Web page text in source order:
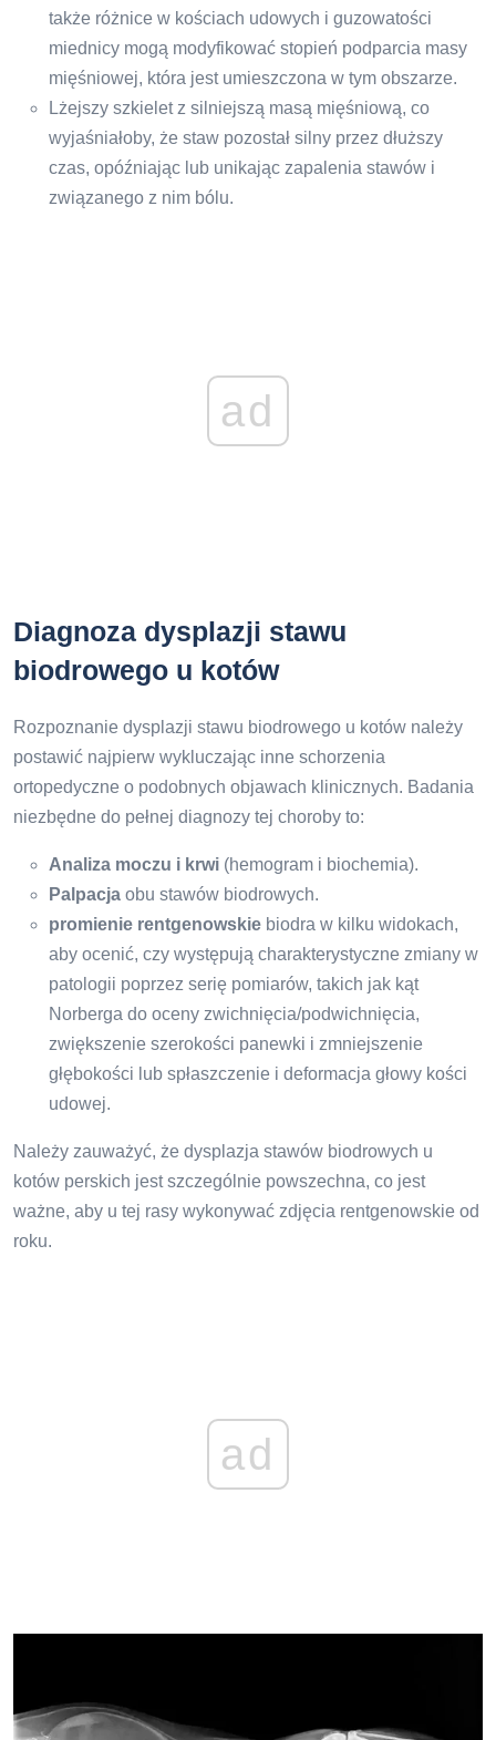
także różnice w kościach udowych i guzowatości
miednicy mogą modyfikować stopień podparcia masy
mięśniowej, która jest umieszczona w tym obszarze.
Lżejszy szkielet z silniejszą masą mięśniową, co
wyjaśniałoby, że staw pozostał silny przez dłuższy
czas, opóźniając lub unikając zapalenia stawów i
związanego z nim bólu.
ad
Diagnoza dysplazji stawu
biodrowego u kotów
Rozpoznanie dysplazji stawu biodrowego u kotów należy
postawić najpierw wykluczając inne schorzenia
ortopedyczne o podobnych objawach klinicznych. Badania
niezbędne do pełnej diagnozy tej choroby to:
Analiza moczu i krwi (hemogram i biochemia).
Palpacja obu stawów biodrowych.
promienie rentgenowskie biodra w kilku widokach,
aby ocenić, czy występują charakterystyczne zmiany w
patologii poprzez serię pomiarów, takich jak kąt
Norberga do oceny zwichnięcia/podwichnięcia,
zwiększenie szerokości panewki i zmniejszenie
głębokości lub spłaszczenie i deformacja głowy kości
udowej.
Należy zauważyć, że dysplazja stawów biodrowych u
kotów perskich jest szczególnie powszechna, co jest
ważne, aby u tej rasy wykonywać zdjęcia rentgenowskie od
roku.
ad